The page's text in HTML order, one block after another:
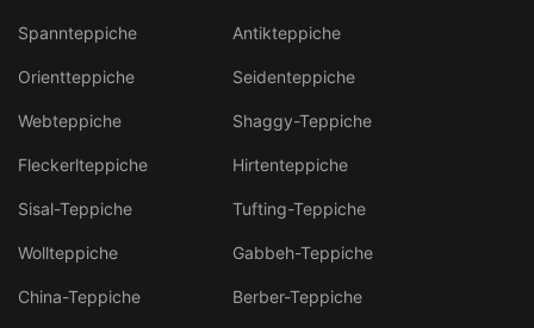
Spannteppiche Antikteppiche
Orientteppiche Seidenteppiche
Webteppiche Shaggy-Teppiche
Fleckerlteppiche Hirtenteppiche
Sisal-Teppiche Tufting-Teppiche
Wollteppiche Gabbeh-Teppiche
China-Teppiche Berber-Teppiche